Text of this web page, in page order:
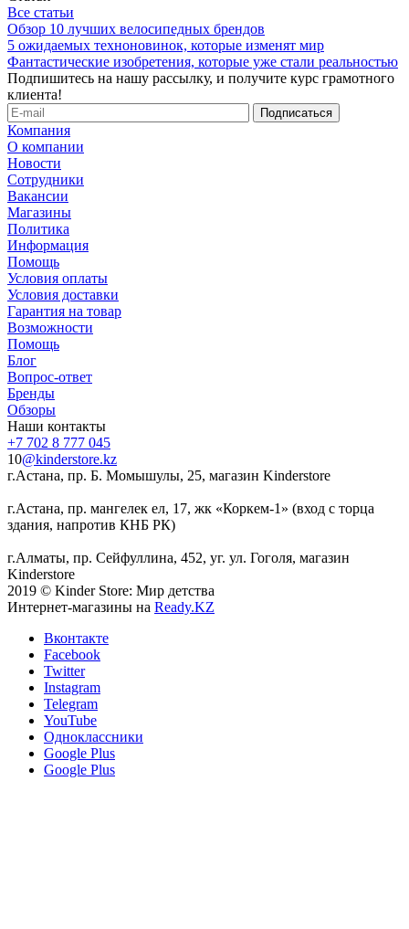
Все статьи
Обзор 10 лучших велосипедных брендов
5 ожидаемых техноновинок, которые изменят мир
Фантастические изобретения, которые уже стали реальностью
Подпишитесь на нашу рассылку, и получите курс грамотного
клиента!
Компания
О компании
Новости
Сотрудники
Вакансии
Магазины
Политика
Информация
Помощь
Условия оплаты
Условия доставки
Гарантия на товар
Возможности
Помощь
Блог
Вопрос-ответ
Бренды
Обзоры
Наши контакты
+7 702 8 777 045
10@kinderstore.kz
г.Астана, пр. Б. Момышулы, 25, магазин Kinderstore
г.Астана, пр. мангелек ел, 17, жк «Коркем-1» (вход с торца
здания, напротив КНБ РК)
г.Алматы, пр. Сейфуллина, 452, уг. ул. Гоголя, магазин
Kinderstore
2019 © Kinder Store: Мир детства
Интернет-магазины на Ready.KZ
Вконтакте
Facebook
Twitter
Instagram
Telegram
YouTube
Одноклассники
Google Plus
Google Plus